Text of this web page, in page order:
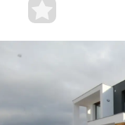
nós
Contacte-
nos
e